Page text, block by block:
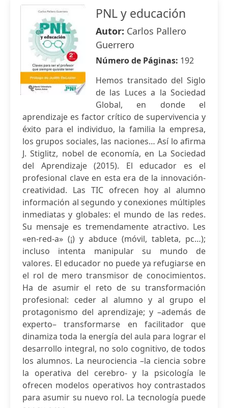
PNL y educación
Autor: Carlos Pallero
Guerrero
Número de Páginas: 192
Hemos transitado del Siglo
de las Luces a la Sociedad
Global, en donde el
aprendizaje es factor crítico de supervivencia y
éxito para el individuo, la familia la empresa,
los grupos sociales, las naciones… Así lo afirma
J. Stiglitz, nobel de economía, en La Sociedad
del Aprendizaje (2015). El educador es el
profesional clave en esta era de la innovación-
creatividad. Las TIC ofrecen hoy al alumno
información al segundo y conexiones múltiples
inmediatas y globales: el mundo de las redes.
Su mensaje es tremendamente atractivo. Les
«en-red-a» (¡) y abduce (móvil, tableta, pc…);
incluso intenta manipular su mundo de
valores. El educador no puede ya refugiarse en
el rol de mero transmisor de conocimientos.
Ha de asumir el reto de su transformación
profesional: ceder al alumno y al grupo el
protagonismo del aprendizaje; y –además de
experto– transformarse en facilitador que
dinamiza toda la energía del aula para lograr el
desarrollo integral, no solo cognitivo, de todos
los alumnos. La neurociencia –la ciencia sobre
la operativa del cerebro- y la psicología le
ofrecen modelos operativos hoy contrastados
para asumir su nuevo rol. La tecnología puede